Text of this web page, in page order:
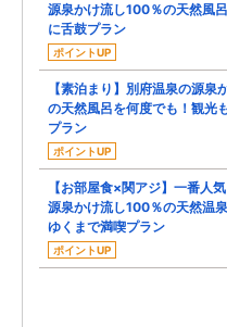
源泉かけ流し100％の天然風
に舌鼓プラン
ポイントUP
【素泊まり】別府温泉の源泉
の天然風呂を何度でも！観光
プラン
ポイントUP
【お部屋食×関アジ】一番人
源泉かけ流し100％の天然温
ゆくまで満喫プラン
ポイントUP